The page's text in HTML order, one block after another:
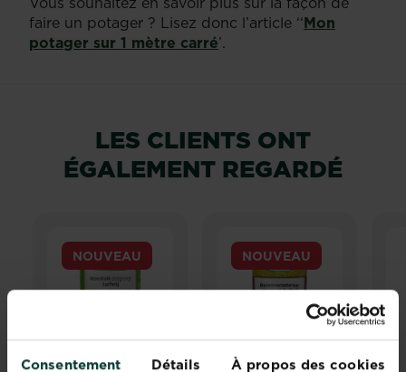
Consentement Détails À propos des cookies
faire un potager ? Lisez donc l’article ‘‘Mon
potager sur 1 mètre carré’.
LES CLIENTS ONT
ÉGALEMENT REGARDÉ
NOUVEAU NOUVEAU